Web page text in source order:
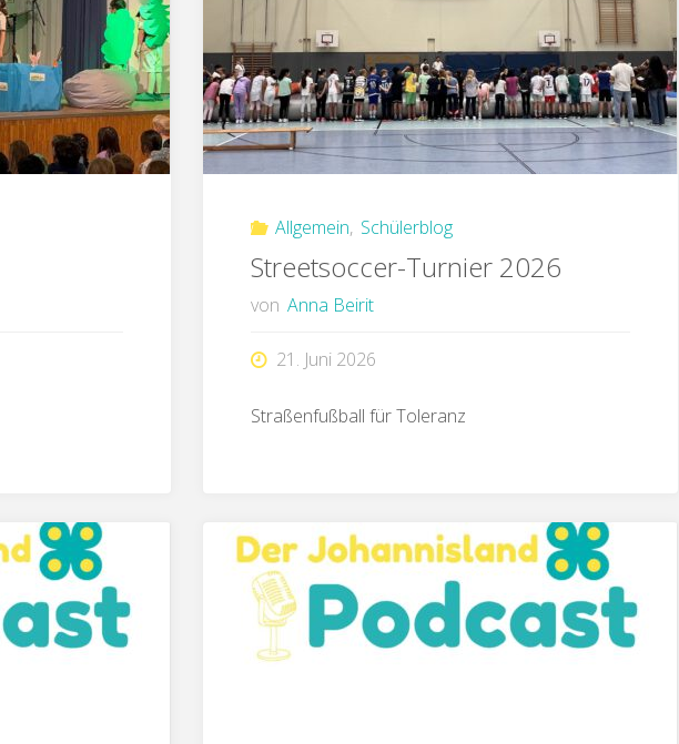
Allgemein, Schülerblog
Streetsoccer-Turnier 2026
von Anna Beirit
21. Juni 2026
Straßenfußball für Toleranz